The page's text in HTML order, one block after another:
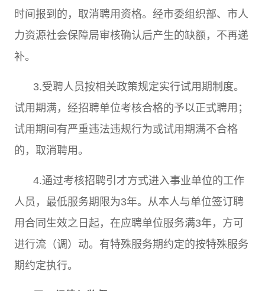
时间报到的，取消聘用资格。经市委组织部、市人
力资源社会保障局审核确认后产生的缺额，不再递
补。
3.受聘人员按相关政策规定实行试用期制度。
试用期满，经招聘单位考核合格的予以正式聘用；
试用期间有严重违法违规行为或试用期满不合格
的，取消聘用。
4.通过考核招聘引才方式进入事业单位的工作
人员，最低服务期限为3年。从本人与单位签订聘
用合同生效之日起，在应聘单位服务满3年，方可
进行流（调）动。有特殊服务期约定的按特殊服务
期约定执行。